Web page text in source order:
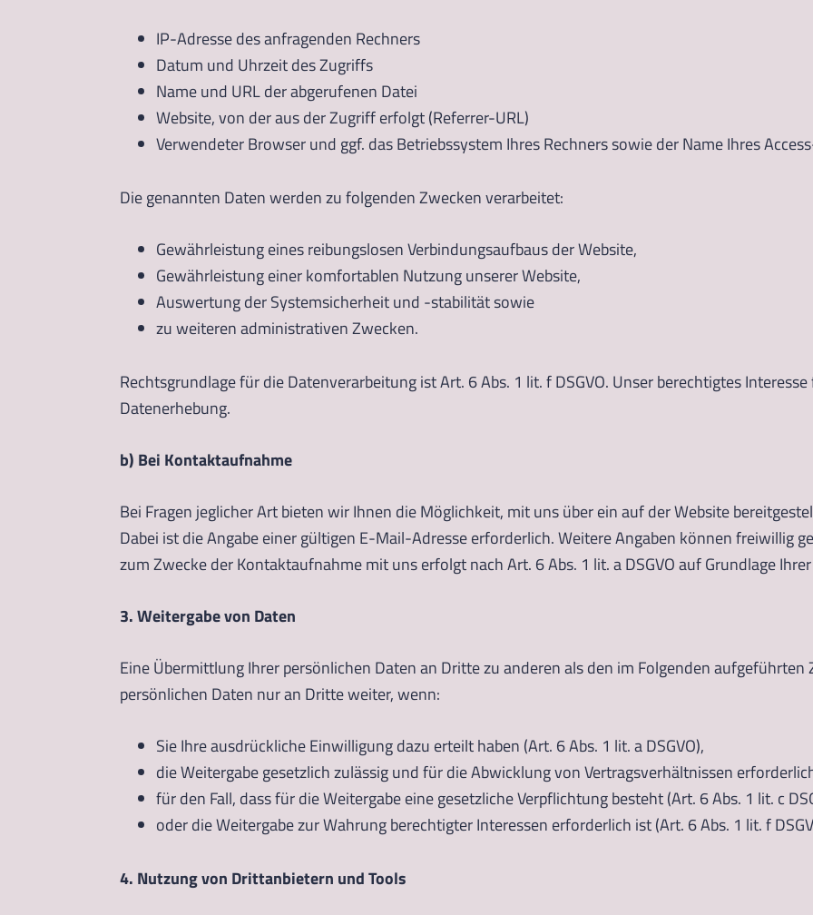
IP-Adresse des anfragenden Rechners
Datum und Uhrzeit des Zugriffs
Name und URL der abgerufenen Datei
Website, von der aus der Zugriff erfolgt (Referrer-URL)
Verwendeter Browser und ggf. das Betriebssystem Ihres Rechners sowie der Name Ihres
Die genannten Daten werden zu folgenden Zwecken verarbeitet:
Gewährleistung eines reibungslosen Verbindungsaufbaus der Website,
Gewährleistung einer komfortablen Nutzung unserer Website,
Auswertung der Systemsicherheit und -stabilität sowie
zu weiteren administrativen Zwecken.
Rechtsgrundlage für die Datenverarbeitung ist Art. 6 Abs. 1 lit. f DSGVO. Unser berechtigtes
Datenerhebung.
b) Bei Kontaktaufnahme
Bei Fragen jeglicher Art bieten wir Ihnen die Möglichkeit, mit uns über ein auf der Website
Dabei ist die Angabe einer gültigen E-Mail-Adresse erforderlich. Weitere Angaben können freiwillig
zum Zwecke der Kontaktaufnahme mit uns erfolgt nach Art. 6 Abs. 1 lit. a DSGVO auf Grundlage
3. Weitergabe von Daten
Eine Übermittlung Ihrer persönlichen Daten an Dritte zu anderen als den im Folgenden
persönlichen Daten nur an Dritte weiter, wenn:
Sie Ihre ausdrückliche Einwilligung dazu erteilt haben (Art. 6 Abs. 1 lit. a DSGVO),
die Weitergabe gesetzlich zulässig und für die Abwicklung von Vertragsverhältnissen
für den Fall, dass für die Weitergabe eine gesetzliche Verpflichtung besteht (Art. 6 Abs. 1 lit. c
oder die Weitergabe zur Wahrung berechtigter Interessen erforderlich ist (Art. 6 Abs. 1 lit. f
4. Nutzung von Drittanbietern und Tools